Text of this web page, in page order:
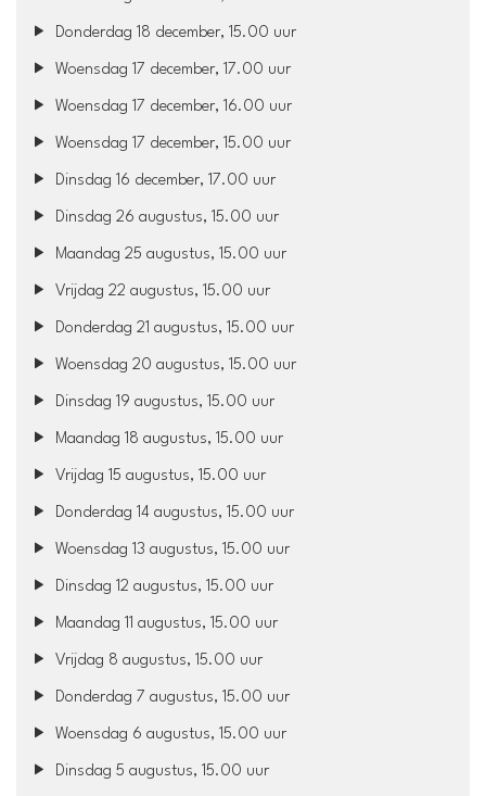
Donderdag 18 december, 15.00 uur
Woensdag 17 december, 17.00 uur
Woensdag 17 december, 16.00 uur
Woensdag 17 december, 15.00 uur
Dinsdag 16 december, 17.00 uur
Dinsdag 26 augustus, 15.00 uur
Maandag 25 augustus, 15.00 uur
Vrijdag 22 augustus, 15.00 uur
Donderdag 21 augustus, 15.00 uur
Woensdag 20 augustus, 15.00 uur
Dinsdag 19 augustus, 15.00 uur
Maandag 18 augustus, 15.00 uur
Vrijdag 15 augustus, 15.00 uur
Donderdag 14 augustus, 15.00 uur
Woensdag 13 augustus, 15.00 uur
Dinsdag 12 augustus, 15.00 uur
Maandag 11 augustus, 15.00 uur
Vrijdag 8 augustus, 15.00 uur
Donderdag 7 augustus, 15.00 uur
Woensdag 6 augustus, 15.00 uur
Dinsdag 5 augustus, 15.00 uur